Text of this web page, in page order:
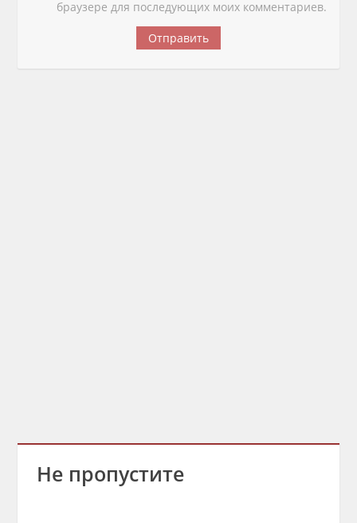
браузере для последующих моих комментариев.
Не пропустите